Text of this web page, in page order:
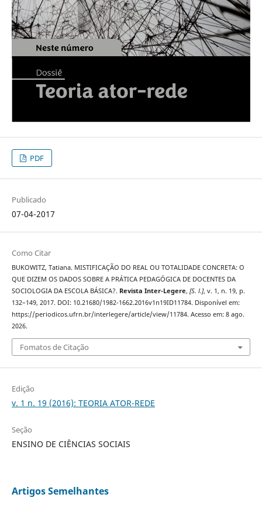
PDF
Publicado
07-04-2017
Como Citar
BUKOWITZ, Tatiana. MISTIFICAÇÃO DO REAL OU TOTALIDADE CONCRETA: O
QUE DIZEM OS DADOS SOBRE A PRÁTICA PEDAGÓGICA DE DOCENTES DA
SOCIOLOGIA DA ESCOLA BÁSICA?. Revista Inter-Legere, [S. l.], v. 1, n. 19, p.
132–149, 2017. DOI: 10.21680/1982-1662.2016v1n19ID11784. Disponível em:
https://periodicos.ufrn.br/interlegere/article/view/11784. Acesso em: 8 ago.
2026.
Fomatos de Citação
Edição
v. 1 n. 19 (2016): TEORIA ATOR-REDE
Seção
ENSINO DE CIÊNCIAS SOCIAIS
Artigos Semelhantes